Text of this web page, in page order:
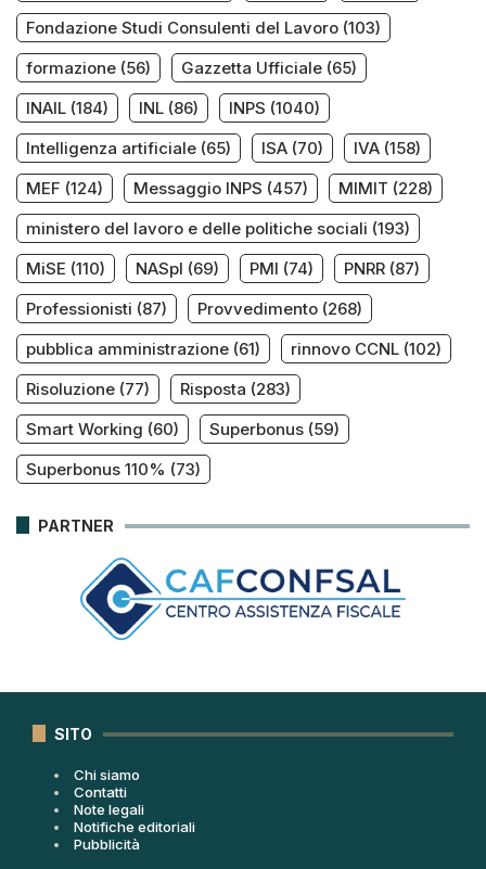
Fondazione Studi Consulenti del Lavoro (103)
formazione (56) Gazzetta Ufficiale (65)
INAIL (184) INL (86) INPS (1040)
Intelligenza artificiale (65) ISA (70) IVA (158)
MEF (124) Messaggio INPS (457) MIMIT (228)
ministero del lavoro e delle politiche sociali (193)
MiSE (110) NASpI (69) PMI (74) PNRR (87)
Professionisti (87) Provvedimento (268)
pubblica amministrazione (61) rinnovo CCNL (102)
Risoluzione (77) Risposta (283)
Smart Working (60) Superbonus (59)
Superbonus 110% (73)
PARTNER
SITO
Chi siamo
Contatti
Note legali
Notifiche editoriali
Pubblicità